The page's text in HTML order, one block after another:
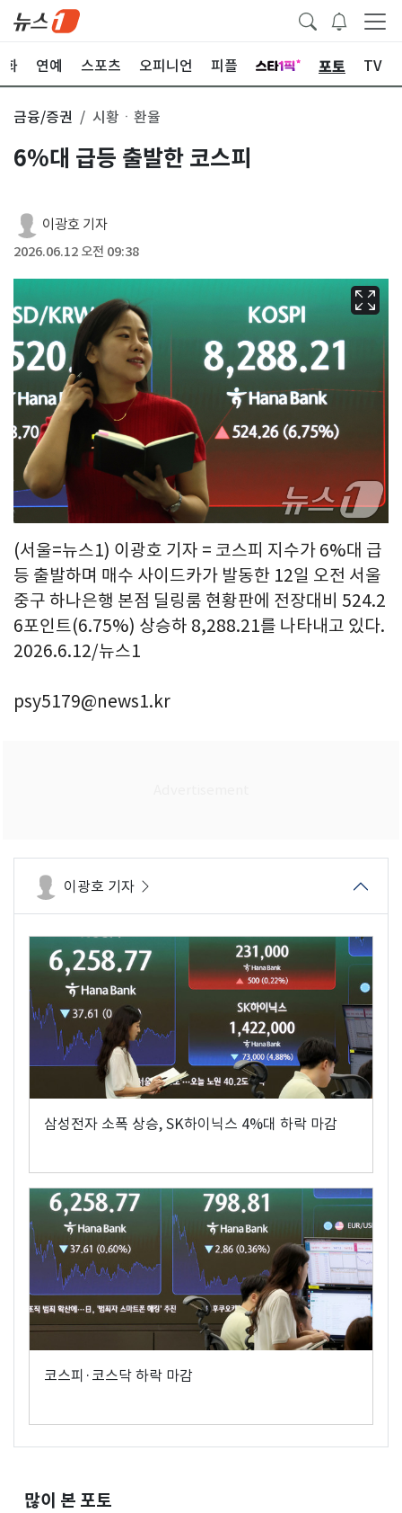
화 연예 스포츠 오피니언 피플 포토 TV
금융/증권 시황ㆍ환율
6%대 급등 출발한 코스피
이광호 기자
2026.06.12 오전 09:38
(서울=뉴스1) 이광호 기자 = 코스피 지수가 6%대 급
등 출발하며 매수 사이드카가 발동한 12일 오전 서울
중구 하나은행 본점 딜링룸 현황판에 전장대비 524.2
6포인트(6.75%) 상승하 8,288.21를 나타내고 있다.
2026.6.12/뉴스1
psy5179@news1.kr
이광호 기자
삼성전자 소폭 상승, SK하이닉스 4%대 하락 마감
코스피·코스닥 하락 마감
많이 본 포토